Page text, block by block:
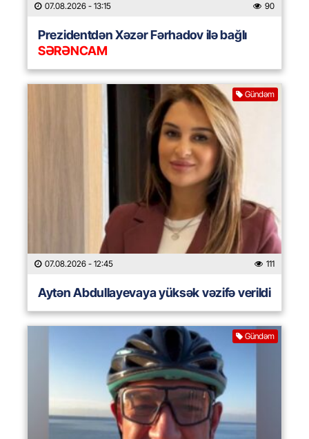
07.08.2026 - 13:15 90
Prezidentdən Xəzər Fərhadov ilə bağlı
SƏRƏNCAM
Gündəm
07.08.2026 - 12:45 111
Aytən Abdullayevaya yüksək vəzifə verildi
Gündəm